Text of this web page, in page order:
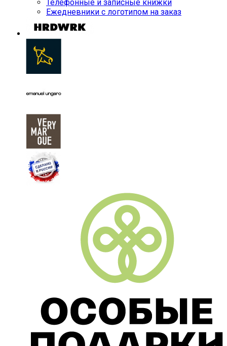
Телефонные и записные книжки
Ежедневники с логотипом на заказ